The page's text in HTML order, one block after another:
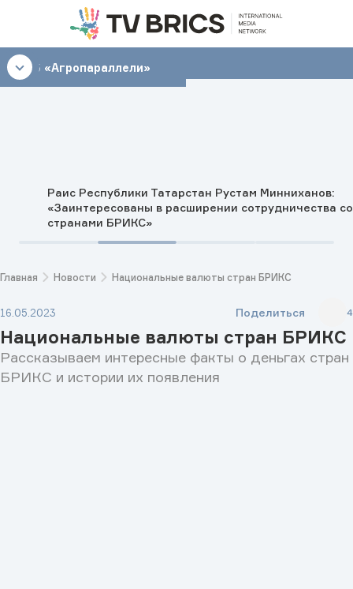
15:15 «Агропараллели»
Раис Республики Татарстан Рустам Минниханов:
«Заинтересованы в расширении сотрудничества со
странами БРИКС»
Главная Новости Национальные валюты стран БРИКС
16.05.2023 Поделиться 4
Национальные валюты стран БРИКС
Рассказываем интересные факты о деньгах стран
БРИКС и истории их появления